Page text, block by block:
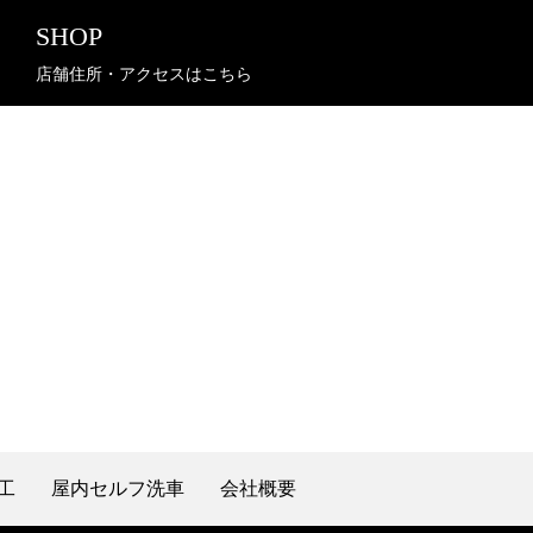
SHOP
店舗住所・アクセスはこちら
屋内セルフ洗車 会社概要